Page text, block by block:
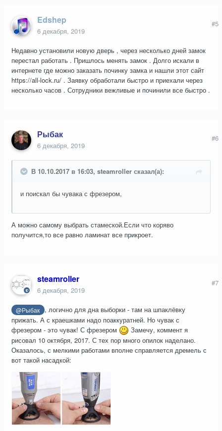
Edshep
6 декабря, 2019
#5
Недавно установили новую дверь , через несколько дней замок
перестал работать . Пришлось менять замок . Долго искали в
интернете где можно заказать починку замка и нашли этот сайт
https://all-lock.ru/ . Заявку обработали быстро и приехали через
несколько часов . Сотрудники вежливые и починили все быстро .
Рыбак
6 декабря, 2019
#6
В 10.10.2017 в 16:03, steamroller сказал(а):
и поискал бы чувака с фрезером,
А можно самому выбрать стамеской.Если что коряво
получится,то все равно ламинат все прикроет.
steamroller
6 декабря, 2019
#7
@Рыбак
, логично для дна выборки - там на шпаклёвку
прижать. А с краешками надо поаккуратней. Но чувак с
фрезером - это чувак! С фрезером
Замечу, коммент я
рисовал 10 октября, 2017. С тех пор много опилок наделано.
Оказалось, с мелкими работами вполне справляется дремель с
вот такой насадкой: